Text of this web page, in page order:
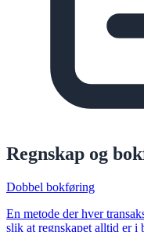
Regnskap og
Dobbel bokføring
En metode der hver
slik at regnskapet alltid er i